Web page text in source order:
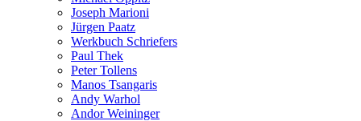
Joseph Marioni
Jürgen Paatz
Werkbuch Schriefers
Paul Thek
Peter Tollens
Manos Tsangaris
Andy Warhol
Andor Weininger